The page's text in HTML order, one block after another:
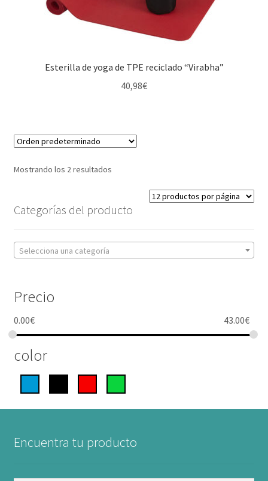
Esterilla de yoga de TPE reciclado “Virabha”
40,98€
Mostrando los 2 resultados
Categorías del producto
Selecciona una categoría
Precio
0.00€ 43.00€
color
Encuentra tu producto